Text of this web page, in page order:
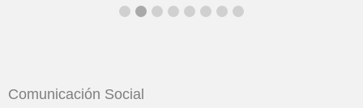
Comunicación Social